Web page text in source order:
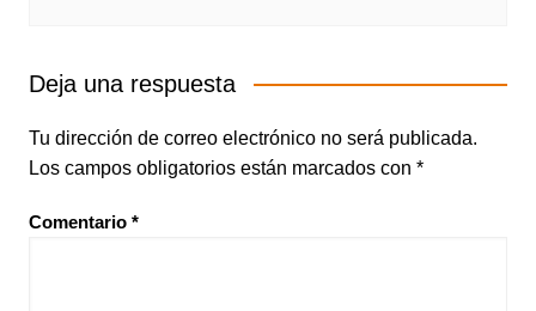
Deja una respuesta
Tu dirección de correo electrónico no será publicada.
Los campos obligatorios están marcados con *
Comentario *